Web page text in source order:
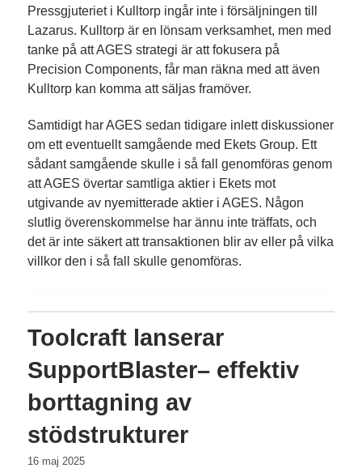
Pressgjuteriet i Kulltorp ingår inte i försäljningen till
Lazarus. Kulltorp är en lönsam verksamhet, men med
tanke på att AGES strategi är att fokusera på
Precision Components, får man räkna med att även
Kulltorp kan komma att säljas framöver.
Samtidigt har AGES sedan tidigare inlett diskussioner
om ett eventuellt samgående med Ekets Group. Ett
sådant samgående skulle i så fall genomföras genom
att AGES övertar samtliga aktier i Ekets mot
utgivande av nyemitterade aktier i AGES. Någon
slutlig överenskommelse har ännu inte träffats, och
det är inte säkert att transaktionen blir av eller på vilka
villkor den i så fall skulle genomföras.
Toolcraft lanserar
SupportBlaster– effektiv
borttagning av
stödstrukturer
16 maj 2025